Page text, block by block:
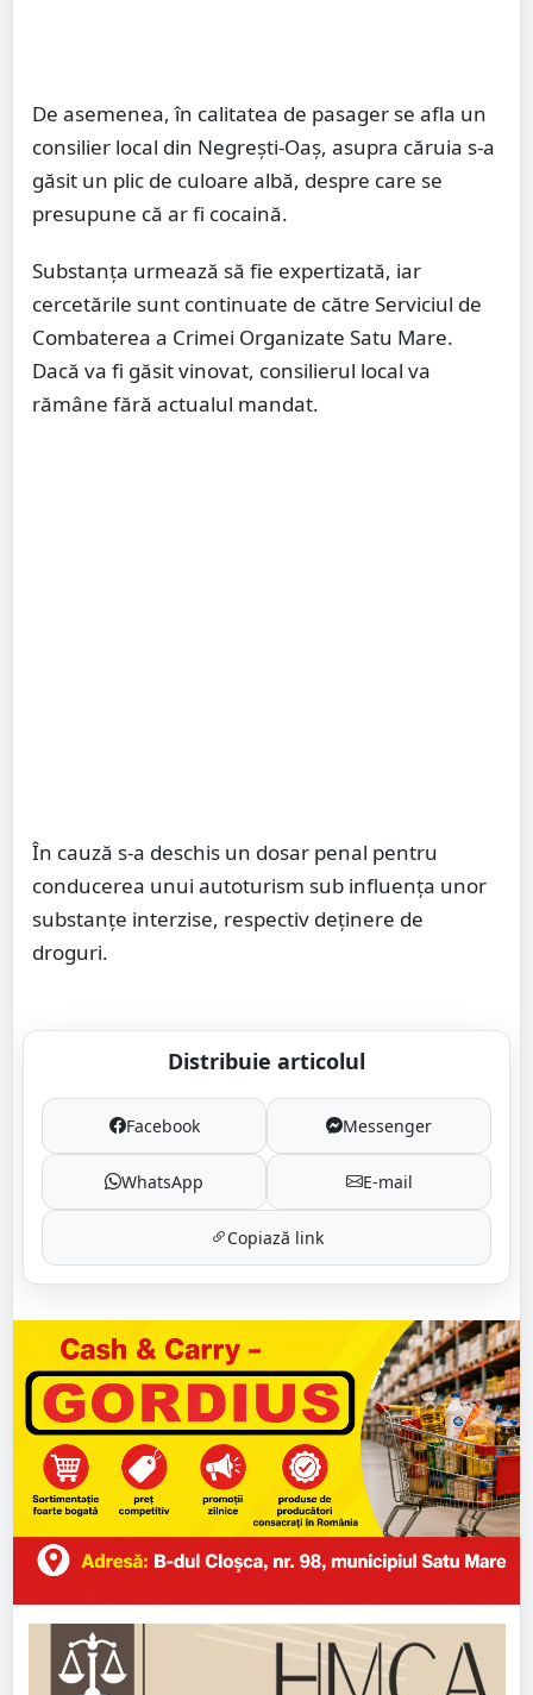
De asemenea, în calitatea de pasager se afla un
consilier local din Negrești-Oaș, asupra căruia s-a
găsit un plic de culoare albă, despre care se
presupune că ar fi cocaină.
Substanța urmează să fie expertizată, iar
cercetările sunt continuate de către Serviciul de
Combaterea a Crimei Organizate Satu Mare.
Dacă va fi găsit vinovat, consilierul local va
rămâne fără actualul mandat.
În cauză s-a deschis un dosar penal pentru
conducerea unui autoturism sub influența unor
substanțe interzise, respectiv deținere de
droguri.
Distribuie articolul
Facebook Messenger
WhatsApp E-mail
Copiază link